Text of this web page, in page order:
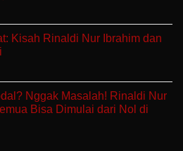
Kisah Rinaldi Nur Ibrahim dan
Nggak Masalah! Rinaldi Nur
Bisa Dimulai dari Nol di